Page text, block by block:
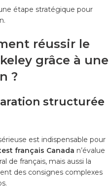
étape stratégique pour
réussir le
grâce à une
?
structurée
est indispensable pour
français Canada n’évalue
de français, mais aussi la
des consignes complexes